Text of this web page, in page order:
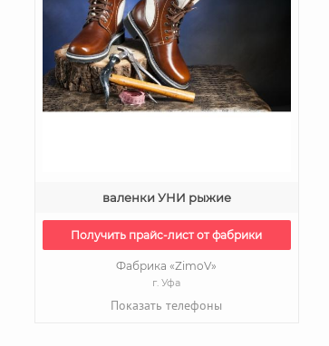
валенки УНИ рыжие
Получить прайс-лист от фабрики
Фабрика «ZimoV»
г. Уфа
Показать телефоны